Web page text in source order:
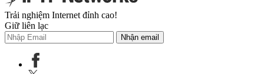
Trải nghiệm Internet đỉnh cao!
Giữ liên lạc
Nhận email